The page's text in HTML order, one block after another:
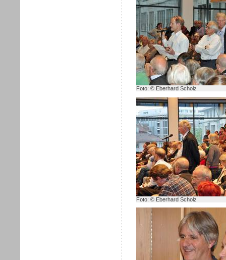
Foto: © Eberhard Scholz
Foto: © Eberhard Scholz